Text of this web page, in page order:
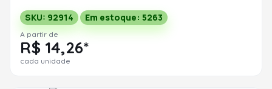
SKU: 92914 Em estoque: 5263
A partir de
R$ 14,26*
cada unidade